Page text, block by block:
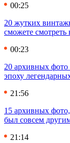
00:25
20 жутких
сможете
00:23
20 архивных фото
эпоху
21:56
15 архивных
был совсем
21:14